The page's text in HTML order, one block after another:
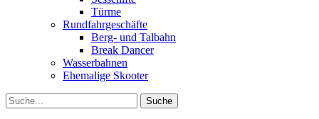
Türme
Rundfahrgeschäfte
Berg- und Talbahn
Break Dancer
Wasserbahnen
Ehemalige Skooter